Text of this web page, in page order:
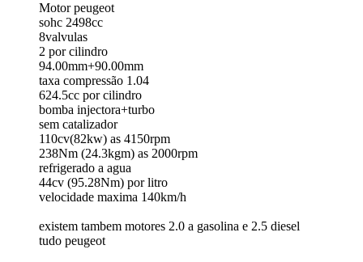
Motor peugeot
sohc 2498cc
8valvulas
2 por cilindro
94.00mm+90.00mm
taxa compressão 1.04
624.5cc por cilindro
bomba injectora+turbo
sem catalizador
110cv(82kw) as 4150rpm
238Nm (24.3kgm) as 2000rpm
refrigerado a agua
44cv (95.28Nm) por litro
velocidade maxima 140km/h
existem tambem motores 2.0 a gasolina e 2.5 diesel
tudo peugeot